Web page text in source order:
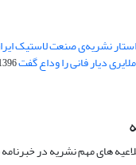
نشریه‌ی صنعت لاستیک
دیار فانی را وداع گفت07-27
های مهم نشریه در